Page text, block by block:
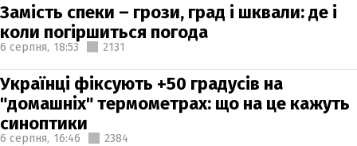
Замість спеки – грози, град і шквали: де і
коли погіршиться погода
6 серпня, 18:53 2131
Українці фіксують +50 градусів на
"домашніх" термометрах: що на це кажуть
синоптики
6 серпня, 16:46 2384